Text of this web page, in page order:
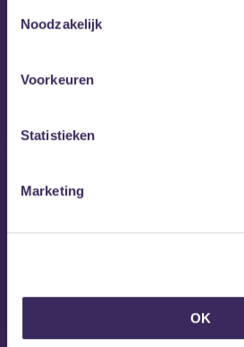
Noodzakelijk
Voorkeuren
Statistieken
Marketing
OK
MEZZ tipt